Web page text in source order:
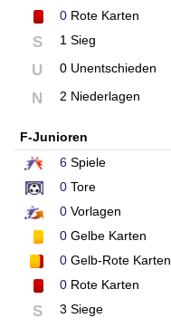
0 Rote Karten
S 1 Sieg
U 0 Unentschieden
N 2 Niederlagen
F-Junioren
6 Spiele
0 Tore
0 Vorlagen
0 Gelbe Karten
0 Gelb-Rote Karten
0 Rote Karten
S 3 Siege